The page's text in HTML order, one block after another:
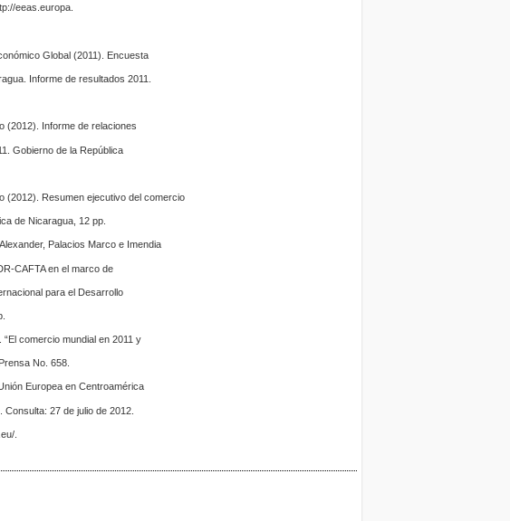
eeas.europa.
Global (2011). Encuesta
Informe de resultados 2011.
(2012). Informe de relaciones
Gobierno de la República
(2012). Resumen ejecutivo del comercio
de Nicaragua, 12 pp.
Palacios Marco e Imendia
CAFTA en el marco de
para el Desarrollo
comercio mundial en 2011 y
No. 658.
Europea en Centroamérica
27 de julio de 2012.
.